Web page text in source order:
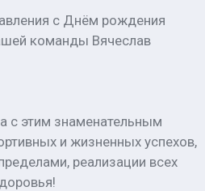
с Днём рождения
команды Вячеслав
с этим знаменательным
и жизненных успехов,
реализации всех